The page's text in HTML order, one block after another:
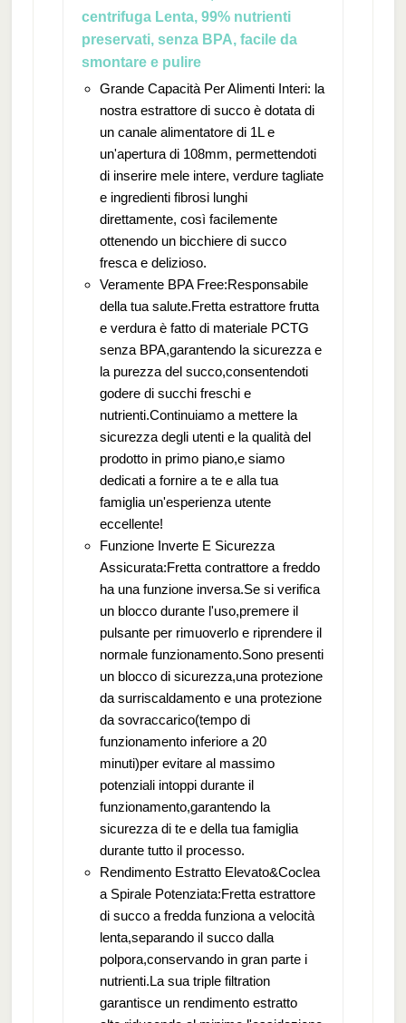
centrifuga Lenta, 99% nutrienti
preservati, senza BPA, facile da
smontare e pulire
Grande Capacità Per Alimenti Interi: la
nostra estrattore di succo è dotata di
un canale alimentatore di 1L e
un'apertura di 108mm, permettendoti
di inserire mele intere, verdure tagliate
e ingredienti fibrosi lunghi
direttamente, così facilemente
ottenendo un bicchiere di succo
fresca e delizioso.
Veramente BPA Free:Responsabile
della tua salute.Fretta estrattore frutta
e verdura è fatto di materiale PCTG
senza BPA,garantendo la sicurezza e
la purezza del succo,consentendoti
godere di succhi freschi e
nutrienti.Continuiamo a mettere la
sicurezza degli utenti e la qualità del
prodotto in primo piano,e siamo
dedicati a fornire a te e alla tua
famiglia un'esperienza utente
eccellente!
Funzione Inverte E Sicurezza
Assicurata:Fretta contrattore a freddo
ha una funzione inversa.Se si verifica
un blocco durante l'uso,premere il
pulsante per rimuoverlo e riprendere il
normale funzionamento.Sono presenti
un blocco di sicurezza,una protezione
da surriscaldamento e una protezione
da sovraccarico(tempo di
funzionamento inferiore a 20
minuti)per evitare al massimo
potenziali intoppi durante il
funzionamento,garantendo la
sicurezza di te e della tua famiglia
durante tutto il processo.
Rendimento Estratto Elevato&Coclea
a Spirale Potenziata:Fretta estrattore
di succo a fredda funziona a velocità
lenta,separando il succo dalla
polpora,conservando in gran parte i
nutrienti.La sua triple filtration
garantisce un rendimento estratto